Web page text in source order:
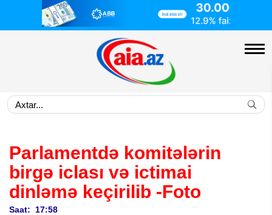
Parlamentdə komitələrin
birgə iclası və ictimai
dinləmə keçirilib -Foto
Saat: 17:58